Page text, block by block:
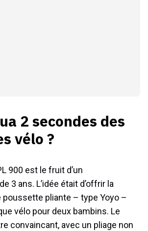
2 secondes des
vélo ?
900 est le fruit d’un
3 ans. L’idée était d’offrir la
poussette pliante – type Yoyo –
vélo pour deux bambins. Le
convaincant, avec un pliage non